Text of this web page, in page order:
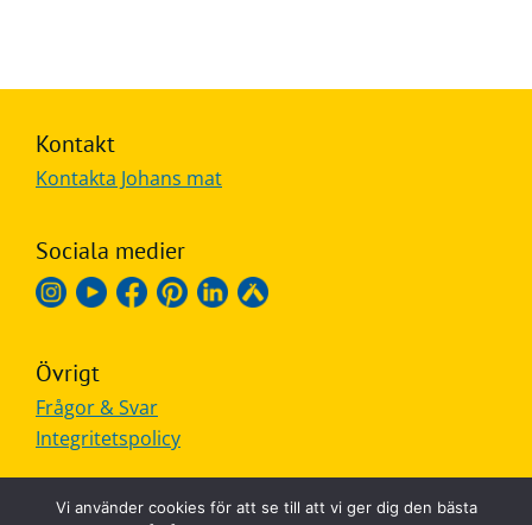
Kontakt
Kontakta Johans mat
Sociala medier
Övrigt
Frågor & Svar
Integritetspolicy
Vi använder cookies för att se till att vi ger dig den bästa